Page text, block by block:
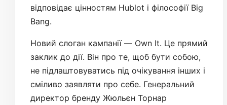
відповідає цінностям Hublot і філософії Big
Bang.
Новий слоган кампанії — Own It. Це прямий
заклик до дії. Він про те, щоб бути собою,
не підлаштовуватись під очікування інших і
сміливо заявляти про себе. Генеральний
директор бренду Жюльєн Торнар